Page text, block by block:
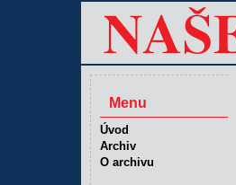
Menu
Úvod
Archiv
O archivu